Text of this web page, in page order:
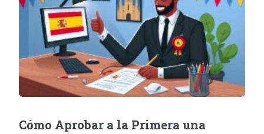
Cómo Aprobar a la Primera una